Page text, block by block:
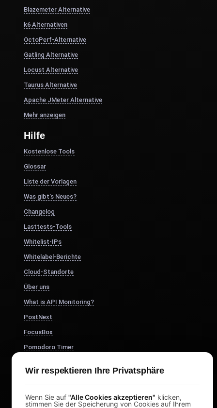
Blazemeter Alternative
k6 Alternativen
OctoPerf-Alternative
Gatling Alternative
Locust Alternative
Taurus Alternative
Apache JMeter Alternative
Mehr anzeigen
Hilfe
Kostenlose Tools
Glossar
Liste der Vorlagen
Was gibt's Neues?
Changelog
Lasttests-Tools
Whitelist-IPs
Whitelabel-Berichte
Cloud-Standorte
Über uns
What is API Monitoring?
PostNext
FocusBox
Pomodoro Timer
DesignerBox
Wir respektieren Ihre Privatsphäre
Wenn Sie auf "Alle Cookies akzeptieren" klicken,
stimmen Sie der Speicherung von Cookies auf Ihrem